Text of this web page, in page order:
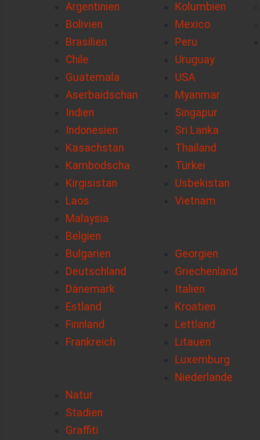
Argentinien
Bolivien
Brasilien
Chile
Guatemala
Kolumbien
Mexico
Peru
Uruguay
USA
Aserbaidschan
Indien
Indonesien
Kasachstan
Kambodscha
Kirgisistan
Laos
Malaysia
Myanmar
Singapur
Sri Lanka
Thailand
Türkei
Usbekistan
Vietnam
Belgien
Bulgarien
Deutschland
Dänemark
Estland
Finnland
Frankreich
Georgien
Griechenland
Italien
Kroatien
Lettland
Litauen
Luxemburg
Niederlande
Natur
Stadien
Graffiti